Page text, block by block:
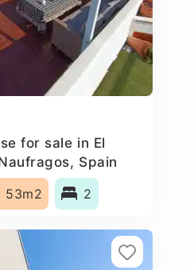
for sale in El
Spain
53m2 2